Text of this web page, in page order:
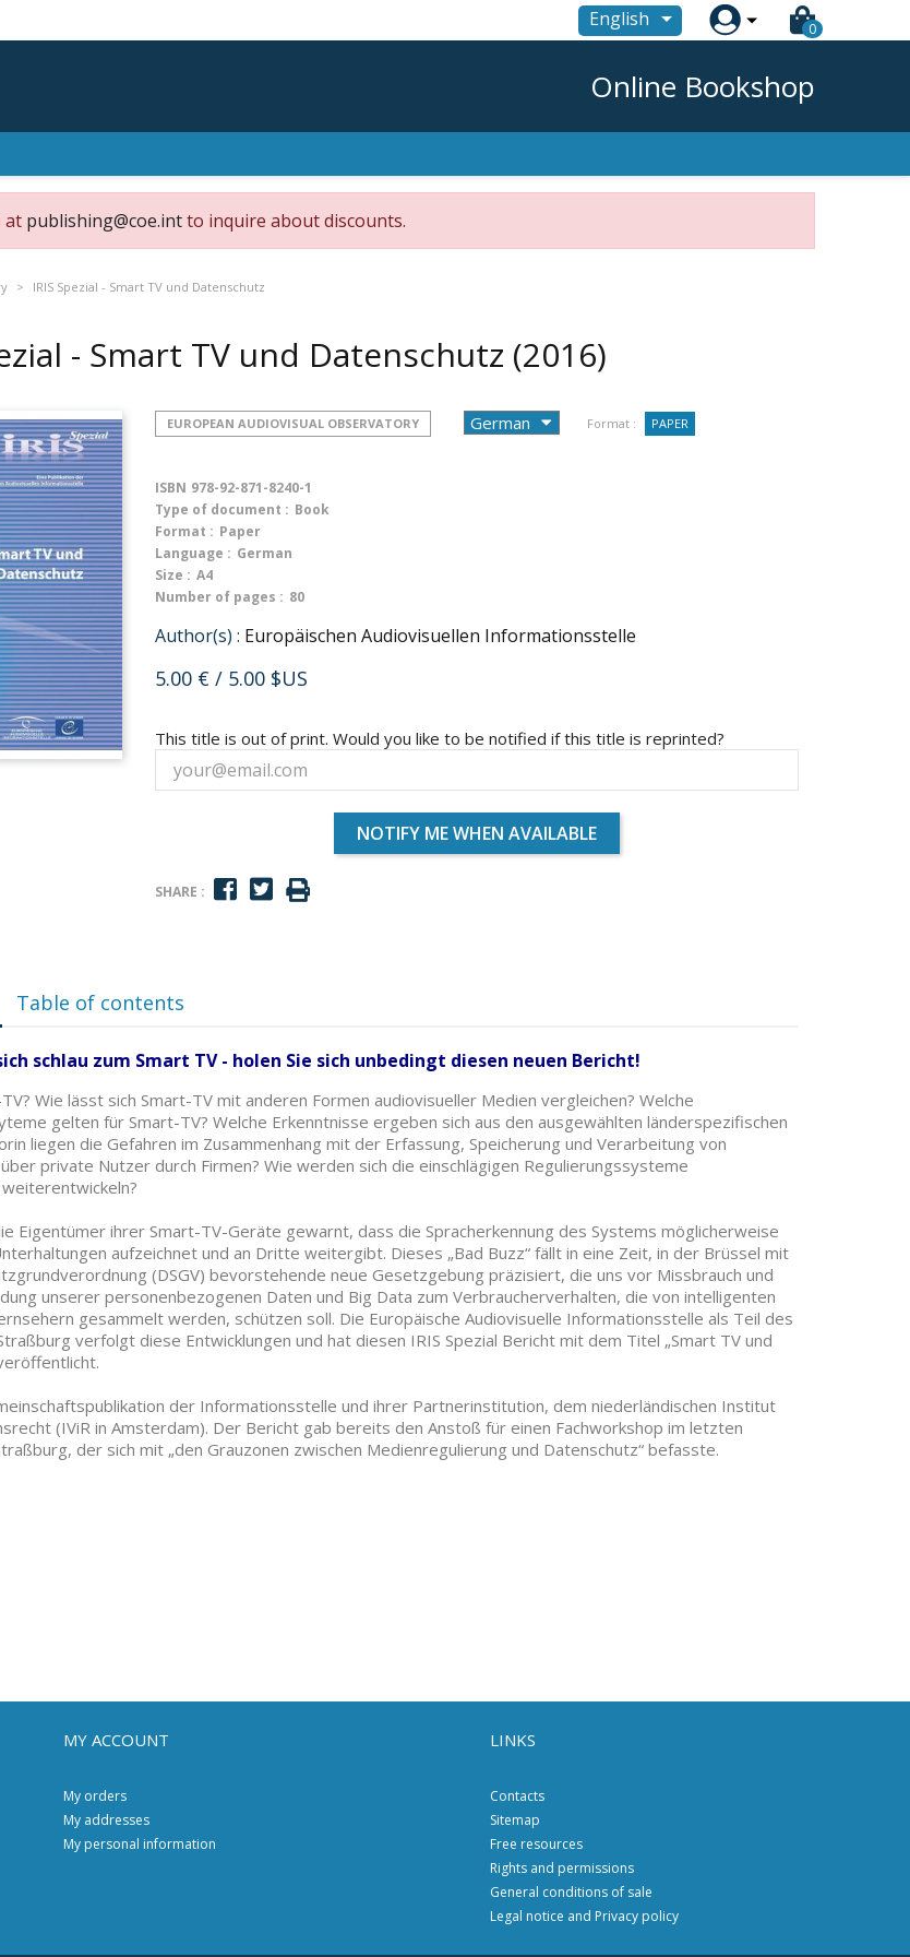
English  0
Online Bookshop
at publishing@coe.intto inquire about discounts.
IRIS Spezial - Smart TV und Datenschutz
- Smart TV und Datenschutz (2016)
EUROPEAN AUDIOVISUAL OBSERVATORY Format : PAPER
ISBN 978-92-871-8240-1
Type of document : Book
Format : Paper
Language : German
Size : A4
Number of pages : 80
Author(s) : Europäischen Audiovisuellen Informationsstelle
5.00 € / 5.00 $US
This title is out of print. Would you like to be notified if this title is reprinted?
NOTIFY ME WHEN AVAILABLE
SHARE :
Table of contents
schlau zum Smart TV - holen Sie sich unbedingt diesen neuen Bericht!
Wie lässt sich Smart-TV mit anderen Formen audiovisueller Medien vergleichen? Welche
gelten für Smart-TV? Welche Erkenntnisse ergeben sich aus den ausgewählten länderspezifischen
liegen die Gefahren im Zusammenhang mit der Erfassung, Speicherung und Verarbeitung von
private Nutzer durch Firmen? Wie werden sich die einschlägigen Regulierungssysteme
Eigentümer ihrer Smart-TV-Geräte gewarnt, dass die Spracherkennung des Systems möglicherweise
aufzeichnet und an Dritte weitergibt. Dieses „Bad Buzz“ fällt in eine Zeit, in der Brüssel mit
(DSGV) bevorstehende neue Gesetzgebung präzisiert, die uns vor Missbrauch und
unserer personenbezogenen Daten und Big Data zum Verbraucherverhalten, die von intelligenten
gesammelt werden, schützen soll. Die Europäische Audiovisuelle Informationsstelle als Teil des
verfolgt diese Entwicklungen und hat diesen IRIS Spezial Bericht mit dem Titel „Smart TV und
der Informationsstelle und ihrer Partnerinstitution, dem niederländischen Institut
(IViR in Amsterdam). Der Bericht gab bereits den Anstoß für einen Fachworkshop im letzten
der sich mit „den Grauzonen zwischen Medienregulierung und Datenschutz“ befasste.
MY ACCOUNT
My orders
My addresses
My personal information
LINKS
Contacts
Sitemap
Free resources
Rights and permissions
General conditions of sale
Legal notice and Privacy policy